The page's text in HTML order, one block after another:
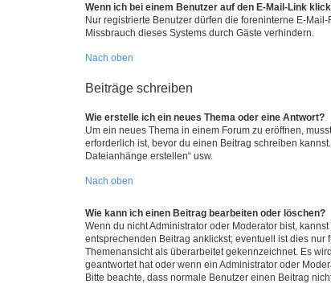
Wenn ich bei einem Benutzer auf den E-Mail-Link
Nur registrierte Benutzer dürfen die foreninterne E-
Missbrauch dieses Systems durch Gäste verhindern.
Nach oben
Beiträge schreiben
Wie erstelle ich ein neues Thema oder eine Antwort?
Um ein neues Thema in einem Forum zu eröffnen,
erforderlich ist, bevor du einen Beitrag schreiben
Dateianhänge erstellen“ usw.
Nach oben
Wie kann ich einen Beitrag bearbeiten oder löschen?
Wenn du nicht Administrator oder Moderator bist,
entsprechenden Beitrag anklickst; eventuell ist dies
Themenansicht als überarbeitet gekennzeichnet. Es
geantwortet hat oder wenn ein Administrator oder
Bitte beachte, dass normale Benutzer einen Beitrag